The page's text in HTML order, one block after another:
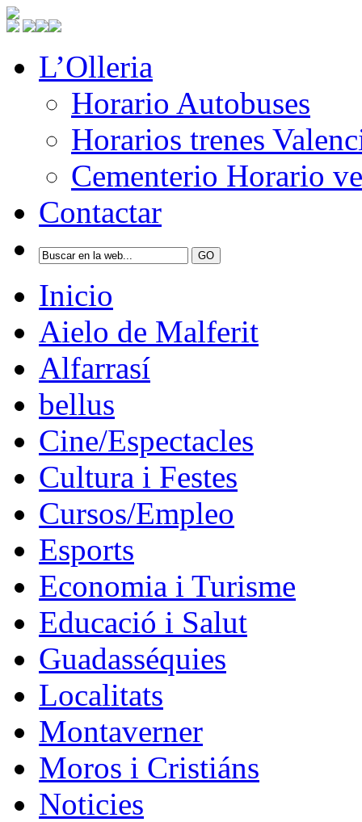
L’Olleria
Horario Autobuses
Horarios trenes
Cementerio Horario
Contactar
Inicio
Aielo de Malferit
Alfarrasí
bellus
Cine/Espectacles
Cultura i Festes
Cursos/Empleo
Esports
Economia i Turisme
Educació i Salut
Guadasséquies
Localitats
Montaverner
Moros i Cristiáns
Noticies